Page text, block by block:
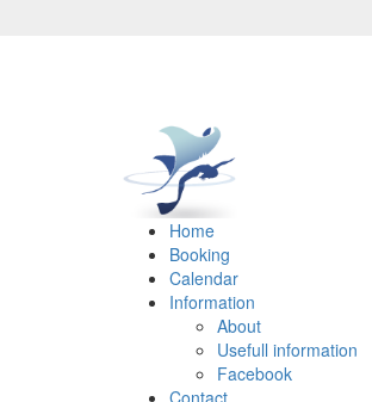
Home
Booking
Calendar
Information
About
Usefull information
Facebook
Contact